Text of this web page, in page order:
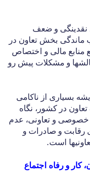
نقدینگی و ضعف
ماندگی بخش تعاون در
منابع مالی و اختصاص
و مشکلات پیش رو
بسیاری از ناکامی
در کشور، نگاه
خصوصی و تعاونی، عدم
رقابت و صادرات و
است.
کار و رفاه اجتماع